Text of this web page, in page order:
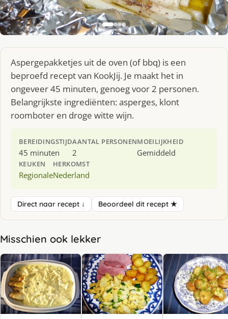
Aspergepakketjes uit de oven (of bbq) is een
beproefd recept van KookJij. Je maakt het in
ongeveer 45 minuten, genoeg voor 2 personen.
Belangrijkste ingrediënten: asperges, klont
roomboter en droge witte wijn.
BEREIDINGSTIJD
45 minuten
AANTAL PERSONEN
2
MOEILIJKHEID
Gemiddeld
KEUKEN
Regionale
HERKOMST
Nederland
Direct naar recept ↓ Beoordeel dit recept ★
Misschien ook lekker